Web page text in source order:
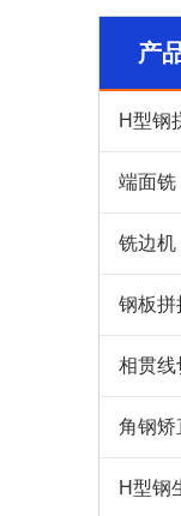
产
H型钢
端面铣
铣边机
钢板拼
相贯线
角钢矫
H型钢